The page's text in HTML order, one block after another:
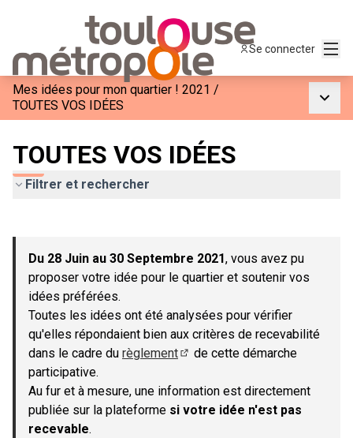
Se connecter
Mes idées pour mon quartier ! 2021 /
TOUTES VOS IDÉES
TOUTES VOS IDÉES
Filtrer et rechercher
−
Du 28 Juin au 30 Septembre 2021, vous avez pu
proposer votre idée pour le quartier et soutenir vos
idées préférées.
Toutes les idées ont été analysées pour vérifier
qu'elles répondaient bien aux critères de recevabilité
dans le cadre du règlement
de cette démarche
participative.
Au fur et à mesure, une information est directement
publiée sur la plateforme si votre idée n'est pas
recevable.